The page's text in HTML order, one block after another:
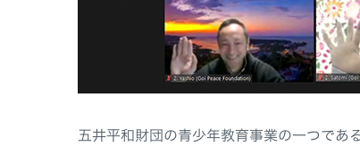
五井平和財団の青少年教育事業の一つであ